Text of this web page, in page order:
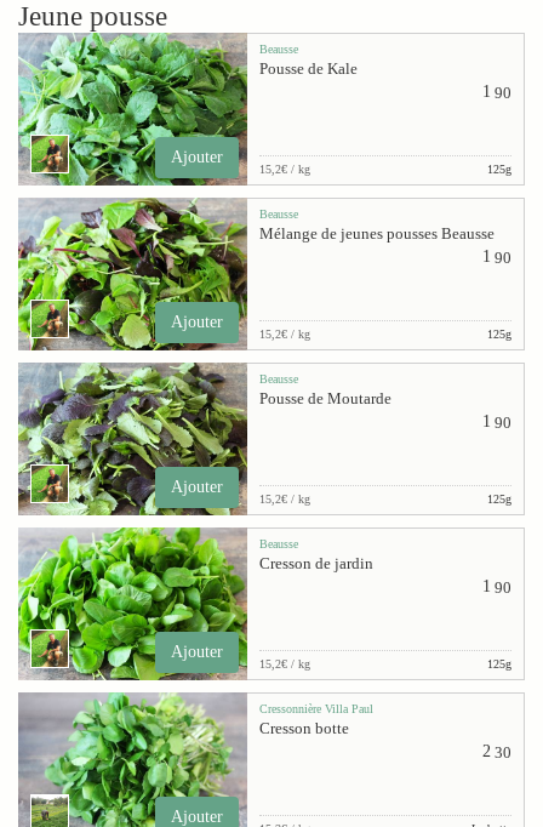
Jeune pousse
Ajouter
Beausse
Pousse de Kale
1 90
15,2€ / kg 125g
Ajouter
Beausse
Mélange de jeunes pousses Beausse
1 90
15,2€ / kg 125g
Ajouter
Beausse
Pousse de Moutarde
1 90
15,2€ / kg 125g
Ajouter
Beausse
Cresson de jardin
1 90
15,2€ / kg 125g
Ajouter
Cressonnière Villa Paul
Cresson botte
2 30